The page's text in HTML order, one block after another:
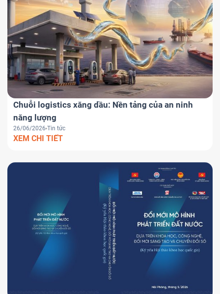
Chuỗi logistics xăng dầu: Nền tảng của an ninh
năng lượng
26/06/2026 Tin tức
XEM CHI TIẾT